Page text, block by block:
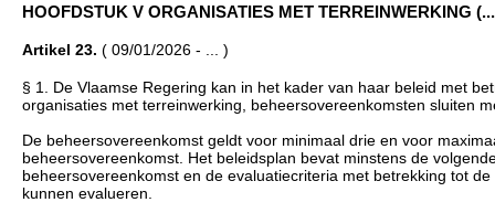
HOOFDSTUK V ORGANISATIES MET TERREINWERKING
Artikel 23. ( 09/01/2026 - ... )
§ 1. De Vlaamse Regering kan in het kader van haar beleid met
organisaties met terreinwerking, beheersovereenkomsten sluiten
De beheersovereenkomst geldt voor minimaal drie en voor
beheersovereenkomst. Het beleidsplan bevat minstens de
beheersovereenkomst en de evaluatiecriteria met betrekking tot
kunnen evalueren.